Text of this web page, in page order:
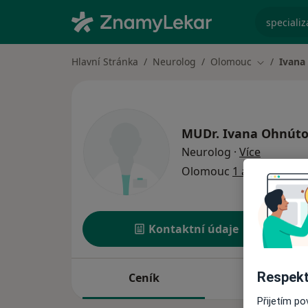
Hlavní Stránka Neurolog Olomouc Změna
MUDr. Ivana
Neurolog · Víceo
Olomouc 1 adresa
Kontaktní údaje
Ceník Adresy
Přijetím